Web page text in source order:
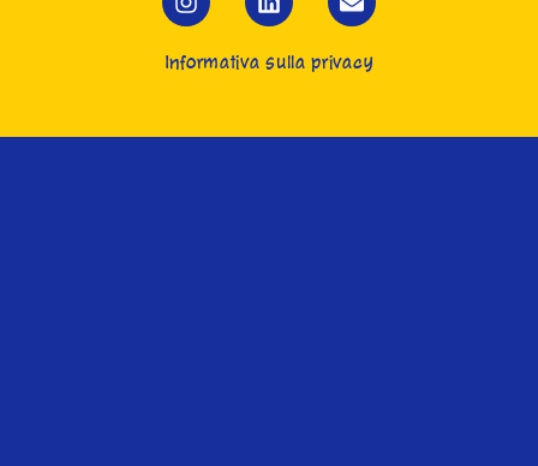
Informativa sulla privacy